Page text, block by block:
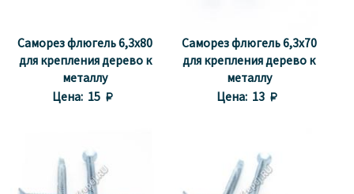
Саморез флюгель 6,3x80
для крепления дерево к
металлу
Цена: 15 
Саморез флюгель 6,3x70
для крепления дерево к
металлу
Цена: 13 